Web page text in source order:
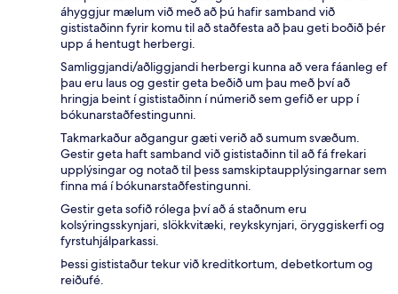
áhyggjur mælum við með að þú hafir samband við
gististaðinn fyrir komu til að staðfesta að þau geti boðið þér
upp á hentugt herbergi.
Samliggjandi/aðliggjandi herbergi kunna að vera fáanleg ef
þau eru laus og gestir geta beðið um þau með því að
hringja beint í gististaðinn í númerið sem gefið er upp í
bókunarstaðfestingunni.
Takmarkaður aðgangur gæti verið að sumum svæðum.
Gestir geta haft samband við gististaðinn til að fá frekari
upplýsingar og notað til þess samskiptaupplýsingarnar sem
finna má í bókunarstaðfestingunni.
Gestir geta sofið rólega því að á staðnum eru
kolsýringsskynjari, slökkvitæki, reykskynjari, öryggiskerfi og
fyrstuhjálparkassi.
Þessi gististaður tekur við kreditkortum, debetkortum og
reiðufé.